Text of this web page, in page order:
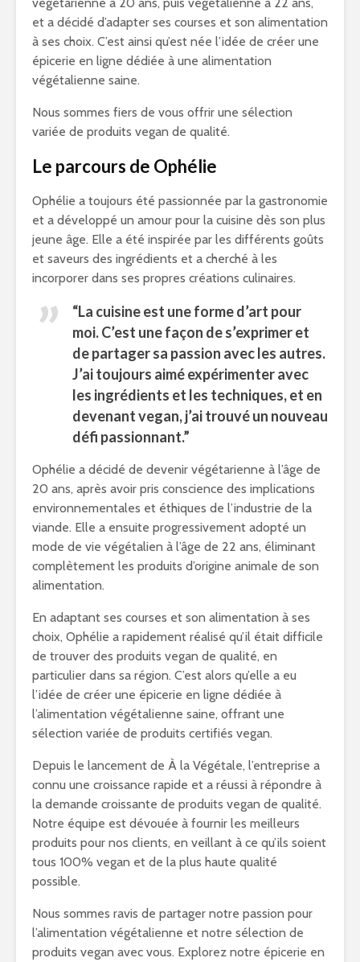
et a décidé d’adapter ses courses et son alimentation
à ses choix. C’est ainsi qu’est née l’idée de créer une
épicerie en ligne dédiée à une alimentation
végétalienne saine.
Nous sommes fiers de vous offrir une sélection
variée de produits vegan de qualité.
Le parcours de Ophélie
Ophélie a toujours été passionnée par la gastronomie
et a développé un amour pour la cuisine dès son plus
jeune âge. Elle a été inspirée par les différents goûts
et saveurs des ingrédients et a cherché à les
incorporer dans ses propres créations culinaires.
“La cuisine est une forme d’art pour
moi. C’est une façon de s’exprimer et
de partager sa passion avec les autres.
J’ai toujours aimé expérimenter avec
les ingrédients et les techniques, et en
devenant vegan, j’ai trouvé un nouveau
défi passionnant.”
Ophélie a décidé de devenir végétarienne à l’âge de
20 ans, après avoir pris conscience des implications
environnementales et éthiques de l’industrie de la
viande. Elle a ensuite progressivement adopté un
mode de vie végétalien à l’âge de 22 ans, éliminant
complètement les produits d’origine animale de son
alimentation.
En adaptant ses courses et son alimentation à ses
choix, Ophélie a rapidement réalisé qu’il était difficile
de trouver des produits vegan de qualité, en
particulier dans sa région. C’est alors qu’elle a eu
l’idée de créer une épicerie en ligne dédiée à
l’alimentation végétalienne saine, offrant une
sélection variée de produits certifiés vegan.
Depuis le lancement de À la Végétale, l’entreprise a
connu une croissance rapide et a réussi à répondre à
la demande croissante de produits vegan de qualité.
Notre équipe est dévouée à fournir les meilleurs
produits pour nos clients, en veillant à ce qu’ils soient
tous 100% vegan et de la plus haute qualité
possible.
Nous sommes ravis de partager notre passion pour
l’alimentation végétalienne et notre sélection de
produits vegan avec vous. Explorez notre épicerie en